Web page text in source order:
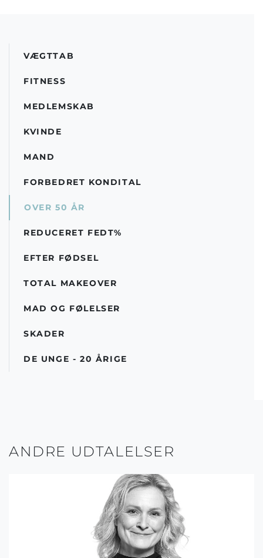
VÆGTTAB
FITNESS
MEDLEMSKAB
KVINDE
MAND
FORBEDRET KONDITAL
OVER 50 ÅR
REDUCERET FEDT%
EFTER FØDSEL
TOTAL MAKEOVER
MAD OG FØLELSER
SKADER
DE UNGE - 20 ÅRIGE
ANDRE UDTALELSER